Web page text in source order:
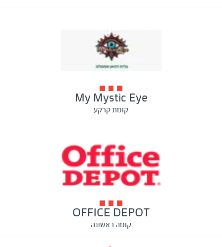
My Mystic Eye
קומת קרקע
OFFICE DEPOT
קומה ראשונה